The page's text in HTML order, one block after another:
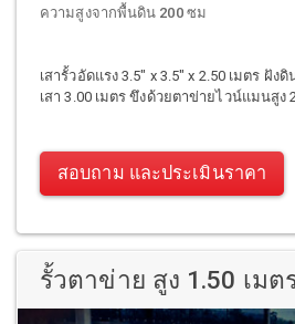
ความสูงจากพื้นดิน 200 ซม
เสารั้วอัดแรง 3.5" x 3.5" x 2.50 เมตร ฝัง
เสา 3.00 เมตร ขึงด้วยตาข่ายไวน์แมนสูง
สอบถาม และประเมินราคา
รั้วตาข่าย สูง 1.50 เมต